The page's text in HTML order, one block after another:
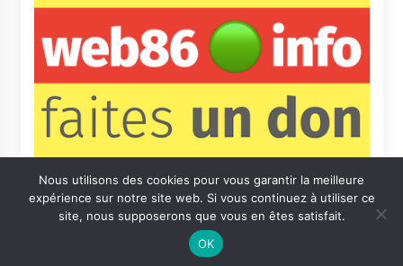
Qui sommes-nous ? Informations légales
Nous utilisons des cookies pour vous garantir la meilleure
expérience sur notre site web. Si vous continuez à utiliser ce
site, nous supposerons que vous en êtes satisfait.
OK